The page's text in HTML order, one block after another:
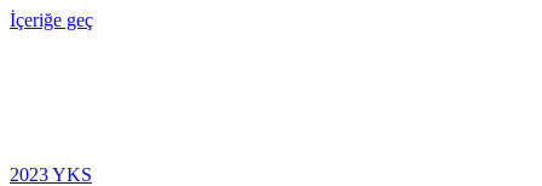
İçeriğe geç
2023 YKS